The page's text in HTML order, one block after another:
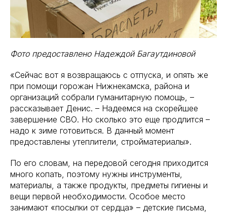
Фото предоставлено Надеждой Багаутдиновой
«Сейчас вот я возвращаюсь с отпуска, и опять же
при помощи горожан Нижнекамска, района и
организаций собрали гуманитарную помощь, –
рассказывает Денис. – Надеемся на скорейшее
завершение СВО. Но сколько это еще продлится –
надо к зиме готовиться. В данный момент
предоставлены утеплители, стройматериалы».
По его словам, на передовой сегодня приходится
много копать, поэтому нужны инструменты,
материалы, а также продукты, предметы гигиены и
вещи первой необходимости. Особое место
занимают «посылки от сердца» – детские письма,